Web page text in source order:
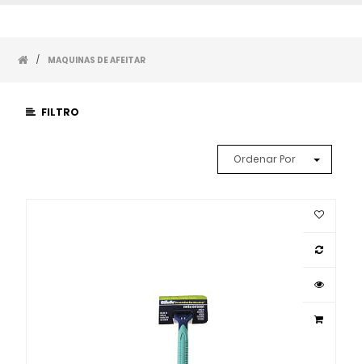
/ MAQUINAS DE AFEITAR
FILTRO
Ordenar Por